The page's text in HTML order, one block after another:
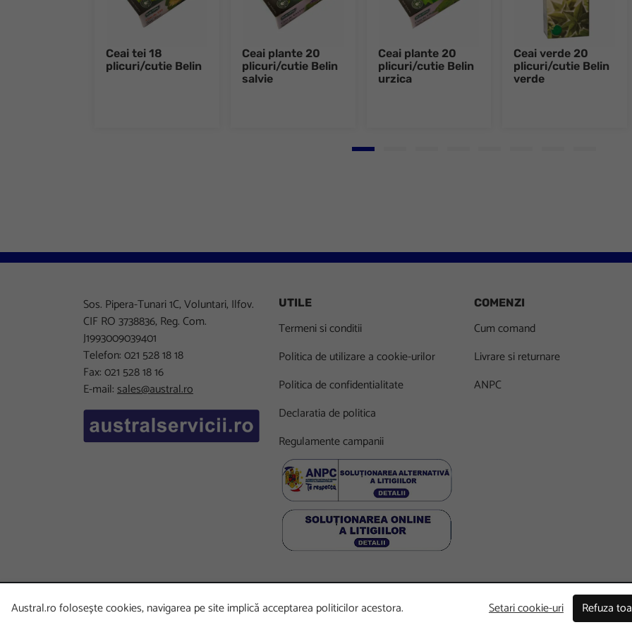
Ceai tei 18
plicuri/cutie Belin
Ceai plante 20
plicuri/cutie Belin
salvie
Ceai plante 20
plicuri/cutie Belin
urzica
Ceai verde 20
plicuri/cutie Belin
verde
Go to slide 1
Sos. Pipera-Tunari 1C, Voluntari, Ilfov.
CIF RO 3738836, Reg. Com.
J1993009039401
Telefon: 021 528 18 18
Fax: 021 528 18 16
E-mail:sales@austral.ro
UTILE
Termeni si conditii
Politica de utilizare a cookie-urilor
Politica de confidentialitate
Declaratia de politica
Regulamente campanii
COMENZI
Cum comand
Livrare si returnare
ANPC
Copyright©2026 Austral. Toate drepturile rezervate. Powered byCommergent.
Austral.ro folosește cookies, navigarea pe site implică acceptarea politicilor acestora. Setari cookie-uri Refuza